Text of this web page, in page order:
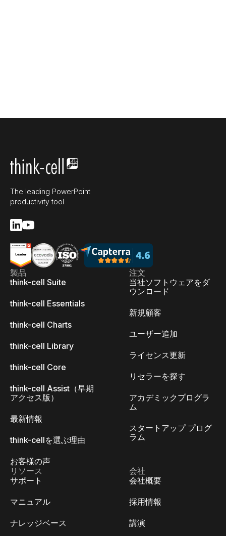
The leading PowerPoint
productivity tool
製品
think-cell Suite
think-cell Essentials
think-cell Charts
think-cell Library
think-cell Core
think-cell Assist（早期
アクセス版）
最新情報
think-cellを選ぶ理由
お客様の声
注文
当社ソフトウェアをダ
ウンロード
新規顧客
ユーザー追加
ライセンス更新
リセラーを探す
アカデミックプログラ
ム
スタートアップ プログ
ラム
リソース
サポート
マニュアル
ナレッジベース
会社
会社概要
採用情報
講演